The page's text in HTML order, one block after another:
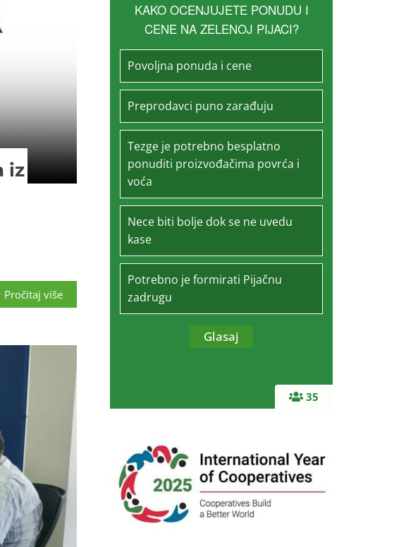
iz
Pročitaj više
35
KAKO OCENJUJETE PONUDU I
CENE NA ZELENOJ PIJACI?
Povoljna ponuda i cene
Preprodavci puno zarađuju
Tezge je potrebno besplatno
ponuditi proizvođačima povrća i
voća
Nece biti bolje dok se ne uvedu
kase
Potrebno je formirati Pijačnu
zadrugu